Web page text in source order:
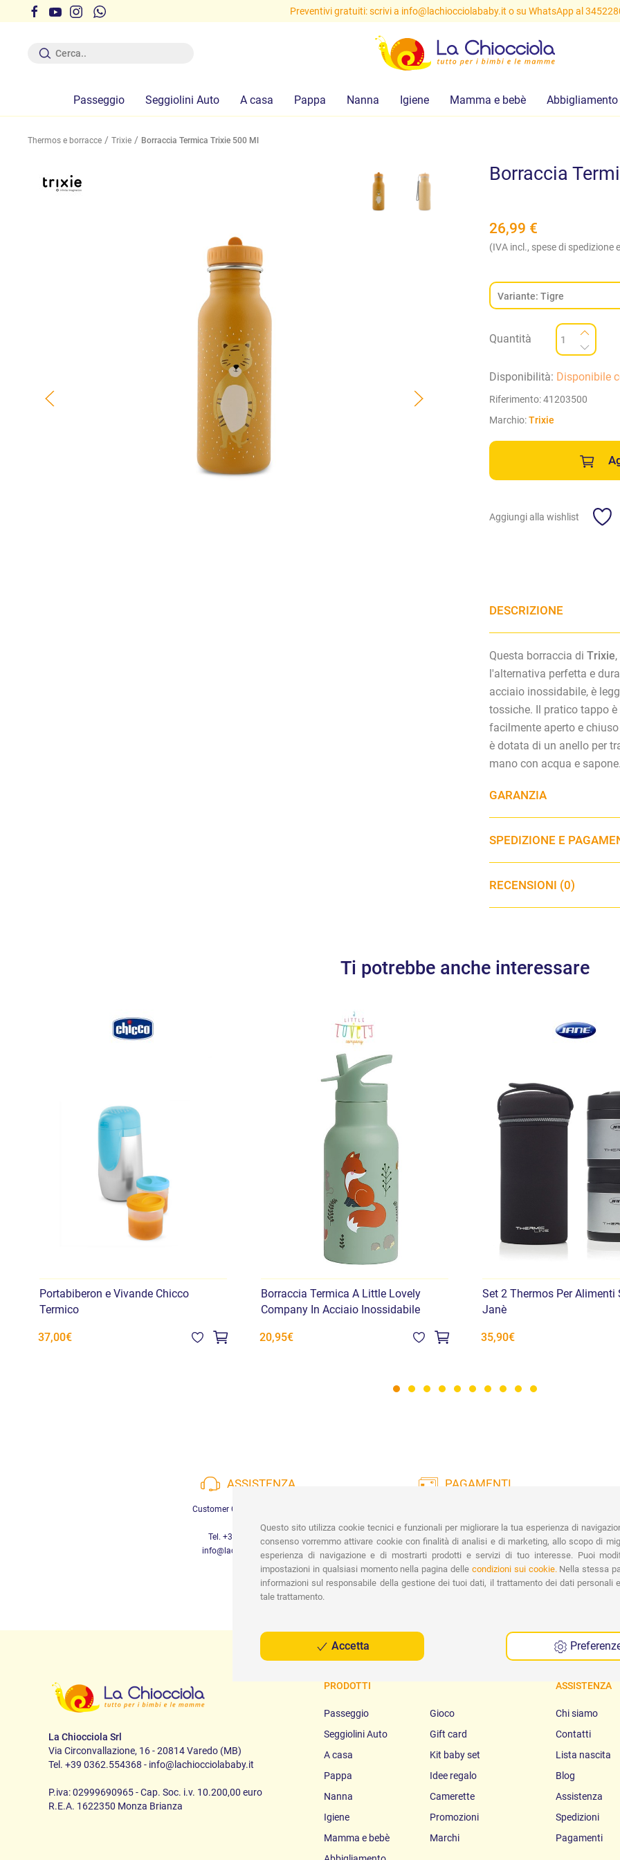
gratuite sopra i 29,90 euro! Preventivi gratuiti: scrivi a info@lachiocciolababy.it o su WhatsApp al
Passeggio Seggiolini Auto A casa Pappa Nanna Igiene Mamma e bebè Abbigliamento
Thermos e borracce Trixie Borraccia Termica Trixie 500 Ml
Borraccia
26,99 €
(IVA incl., spese di spedizione
Quantità
Disponibilità: Disponibile
Riferimento:41203500
Marchio:Trixie
Aggiungi alla wishlist
DESCRIZIONE
Questa borraccia di Trixie
l'alternativa perfetta e
acciaio inossidabile, è
tossiche. Il pratico tappo
facilmente aperto e
è dotata di un anello per
mano con acqua e
GARANZIA
SPEDIZIONE E
RECENSIONI (0)
Ti potrebbe anche interessare
Portabiberon e Vivande Chicco
Termico
37,00€
Borraccia Termica A Little Lovely
Company In Acciaio Inossidabile
20,95€
Set 2 Thermos Per Alimenti
Janè
35,90€
ASSISTENZA
Customer Care a disposizione
Tel. +39 3452280233
info@lachiocciolababy.it
PAGAMENTI
Carte di Credito, Bonifico, PayPal e
Contrassegno.
La Chiocciola Srl
Via Circonvallazione, 16 - 20814 Varedo (MB)
Tel. +39 0362.554368 - info@lachiocciolababy.it
P.iva: 02999690965 - Cap. Soc. i.v. 10.200,00 euro
R.E.A. 1622350 Monza Brianza
PRODOTTI
Passeggio
Seggiolini Auto
A casa
Pappa
Nanna
Igiene
Mamma e bebè
Gioco
Gift card
Kit baby set
Idee regalo
Camerette
Promozioni
Marchi
ASSISTENZA
Chi siamo
Contatti
Lista nascita
Blog
Assistenza
Spedizioni
Pagamenti
Questo sito utilizza cookie tecnici e funzionali per migliorare la tua esperienza di
consenso vorremmo attivare cookie con finalità di analisi e di marketing, allo scopo di
esperienza di navigazione e di mostrarti prodotti e servizi di tuo interesse. Puoi
impostazioni in qualsiasi momento nella pagina delle condizioni sui cookie.Nella stessa
informazioni sul responsabile della gestione dei tuoi dati, il trattamento dei dati personali
tale trattamento.
Accetta